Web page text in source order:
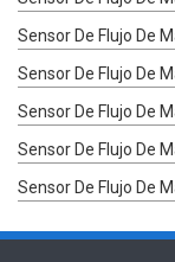
Sensor De Flujo De
Sensor De Flujo De
Sensor De Flujo De
Sensor De Flujo De
Sensor De Flujo De